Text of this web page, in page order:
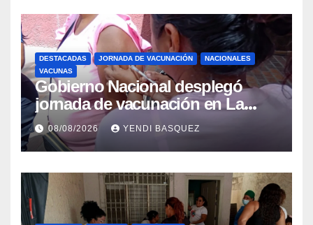
DESTACADAS JORNADA DE VACUNACIÓN
NACIONALES
VACUNAS
Gobierno Nacional desplegó
jornada de vacunación en La
Guaira para garantizar protección
epidemiológica
08/08/2026 YENDI BASQUEZ